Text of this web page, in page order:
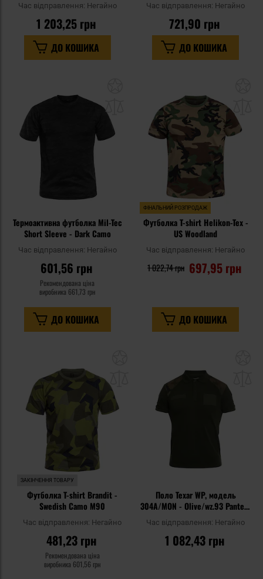
Woodland
Час відправлення: Негайно
1 203,25 грн
ДО КОШИКА
Час відправлення: Негайно
721,90 грн
ДО КОШИКА
уподобань
Термоактивна футболка Mil-Tec
Short Sleeve - Dark Camo
Час відправлення: Негайно
601,56 грн
Рекомендована ціна
виробника 661,73 грн
ДО КОШИКА
ФІНАЛЬНИЙ РОЗПРОДАЖ
Футболка T-shirt Helikon-Tex -
US Woodland
Час відправлення: Негайно
697,95 грн
1 022,74 грн
ДО КОШИКА
уподобань
ЗАКІНЧЕННЯ ТОВАРУ
Футболка T-shirt Brandit -
Swedish Camo M90
Час відправлення: Негайно
481,23 грн
Рекомендована ціна
виробника 601,56 грн
Поло Texar WP, модель
304A/MON - Olive/wz.93 Pantera
PL Woodland
Час відправлення: Негайно
1 082,43 грн